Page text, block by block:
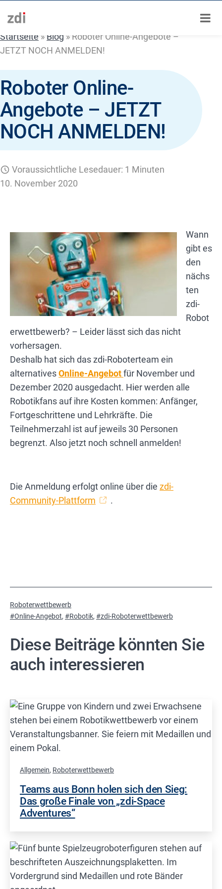
Inhalt
springen
Startseite » Blog » Roboter Online-Angebote –
JETZT NOCH ANMELDEN!
Roboter Online-
Angebote – JETZT
NOCH ANMELDEN!
Voraussichtliche Lesedauer: 1 Minuten
10. November 2020
Wann
gibt es
den
nächs
ten
zdi-
Robot
erwettbewerb? – Leider lässt sich das nicht
vorhersagen.
Deshalb hat sich das zdi-Roboterteam ein
alternativesOnline-Angebotfür November und
Dezember 2020 ausgedacht. Hier werden alle
Robotikfans auf ihre Kosten kommen: Anfänger,
Fortgeschrittene und Lehrkräfte. Die
Teilnehmerzahl ist auf jeweils 30 Personen
begrenzt. Also jetzt noch schnell anmelden!
Die Anmeldung erfolgt online über die zdi-
Community-Plattform
.
Kategorisiert
als
Roboterwettbewerb
Verschlagwortet
Online-Angebot, Robotik, zdi-Roboterwettbewerb
Diese Beiträge könnten Sie
auch interessieren
Allgemein, Roboterwettbewerb
Teams aus Bonn holen sich den Sieg:
Das große Finale von „zdi-Space
Adventures“